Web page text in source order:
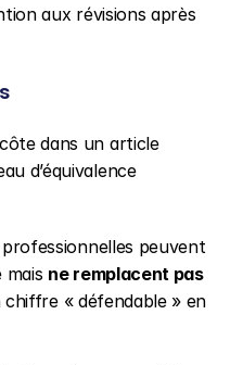
aux révisions après
Deux pourcentages côte à côte dans un article
d’équivalence
peuvent
ne remplacent pas
« défendable » en